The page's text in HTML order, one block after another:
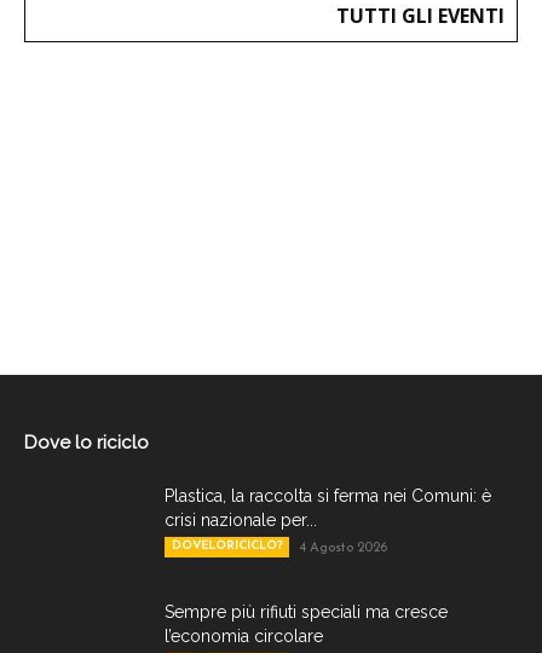
TUTTI GLI EVENTI
Dove lo riciclo
Plastica, la raccolta si ferma nei Comuni: è
crisi nazionale per...
DOVELORICICLO? 4 Agosto 2026
Sempre più rifiuti speciali ma cresce
l’economia circolare